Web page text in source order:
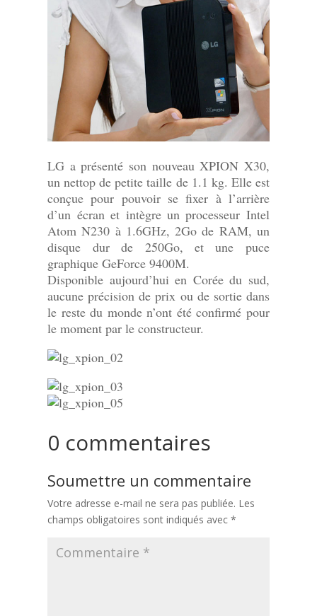
LG a présenté son nouveau XPION X30,
un nettop de petite taille de 1.1 kg. Elle est
conçue pour pouvoir se fixer à l’arrière
d’un écran et intègre un processeur Intel
Atom N230 à 1.6GHz, 2Go de RAM, un
disque dur de 250Go, et une puce
graphique GeForce 9400M.
Disponible aujourd’hui en Corée du sud,
aucune précision de prix ou de sortie dans
le reste du monde n’ont été confirmé pour
le moment par le constructeur.
0 commentaires
Soumettre un commentaire
Votre adresse e-mail ne sera pas publiée. Les
champs obligatoires sont indiqués avec*